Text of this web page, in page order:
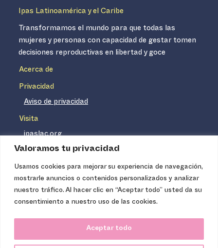
Valoramos tu privacidad
Usamos cookies para mejorar su experiencia de navegación,
mostrarle anuncios o contenidos personalizados y analizar
nuestro tráfico. Al hacer clic en “Aceptar todo” usted da su
consentimiento a nuestro uso de las cookies.
Aceptar todo
Ipas Latinoamérica y el Caribe
Transformamos el mundo para que todas las
mujeres y personas con capacidad de gestar tomen
decisiones reproductivas en libertad y goce
Acerca de
Privacidad
Aviso de privacidad
Visita
ipaslac.org
ipasmexico.org
Ipas no es un distribuidor de insumos médicos. Nuestros
servicios se concentran, entre otros, en la difusión de
técnica necesaria para proveer servicios de aborto seguro
de calidad. Los servicios que ofrecemos no tienen costo